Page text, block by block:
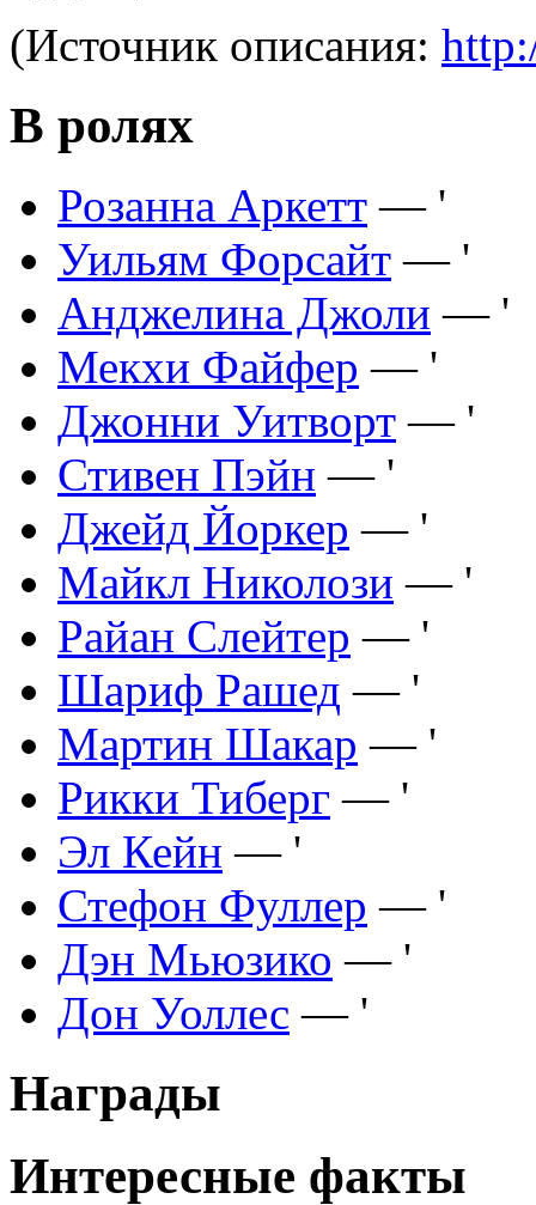
(Источник описания:
В ролях
Розанна Аркетт — '
Уильям Форсайт — '
Анджелина Джоли — '
Мекхи Файфер — '
Джонни Уитворт — '
Стивен Пэйн — '
Джейд Йоркер — '
Майкл Николози — '
Райан Слейтер — '
Шариф Рашед — '
Мартин Шакар — '
Рикки Тиберг — '
Эл Кейн — '
Стефон Фуллер — '
Дэн Мьюзико — '
Дон Уоллес — '
Награды
Интересные факты